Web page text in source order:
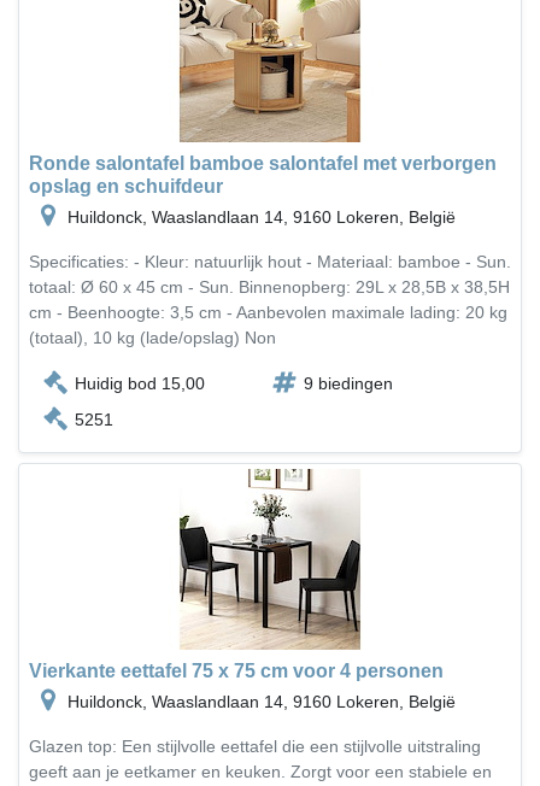
Ronde salontafel bamboe salontafel met verborgen
opslag en schuifdeur
Huildonck, Waaslandlaan 14, 9160 Lokeren, België
Specificaties: - Kleur: natuurlijk hout - Materiaal: bamboe - Sun.
totaal: Ø 60 x 45 cm - Sun. Binnenopberg: 29L x 28,5B x 38,5H
cm - Beenhoogte: 3,5 cm - Aanbevolen maximale lading: 20 kg
(totaal), 10 kg (lade/opslag) Non
Huidig bod 15,00
9 biedingen
5251
Vierkante eettafel 75 x 75 cm voor 4 personen
Huildonck, Waaslandlaan 14, 9160 Lokeren, België
Glazen top: Een stijlvolle eettafel die een stijlvolle uitstraling
geeft aan je eetkamer en keuken. Zorgt voor een stabiele en